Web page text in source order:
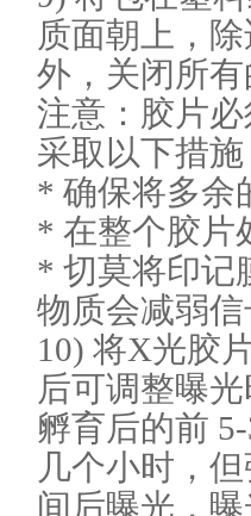
质面朝上，
外，关闭所
注意：胶片
采取以下措
* 确保将多余
* 在整个胶片
* 切莫将印记
物质会减弱
10) 将X光胶
后可调整曝
孵育后的前
几个小时，
间后曝光，